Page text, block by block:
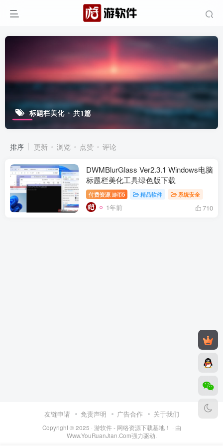
标题栏美化 共1篇
排序 更新 浏览 点赞 评论
DWMBlurGlass Ver2.3.1 Windows电脑
标题栏美化工具绿色版下载
付费资源 游币5 精品软件 系统安全
1年前 710
友链申请 免责声明 广告合作 关于我们
Copyright © 2025 · 游软件 - 网络资源下载基地！ · 由
Www.YouRuanJian.Com强力驱动.